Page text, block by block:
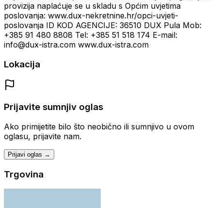
provizija naplaćuje se u skladu s Općim uvjetima
poslovanja: www.dux-nekretnine.hr/opci-uvjeti-
poslovanja ID KOD AGENCIJE: 36510 DUX Pula Mob:
+385 91 480 8808 Tel: +385 51 518 174 E-mail:
info@dux-istra.com www.dux-istra.com
Lokacija
Prijavite sumnjiv oglas
Ako primijetite bilo što neobično ili sumnjivo u ovom
oglasu, prijavite nam.
Prijavi oglas →
Trgovina